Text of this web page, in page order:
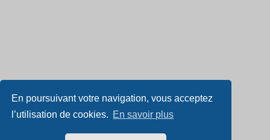
En poursuivant votre navigation, vous acceptez
l’utilisation de cookies. En savoir plus